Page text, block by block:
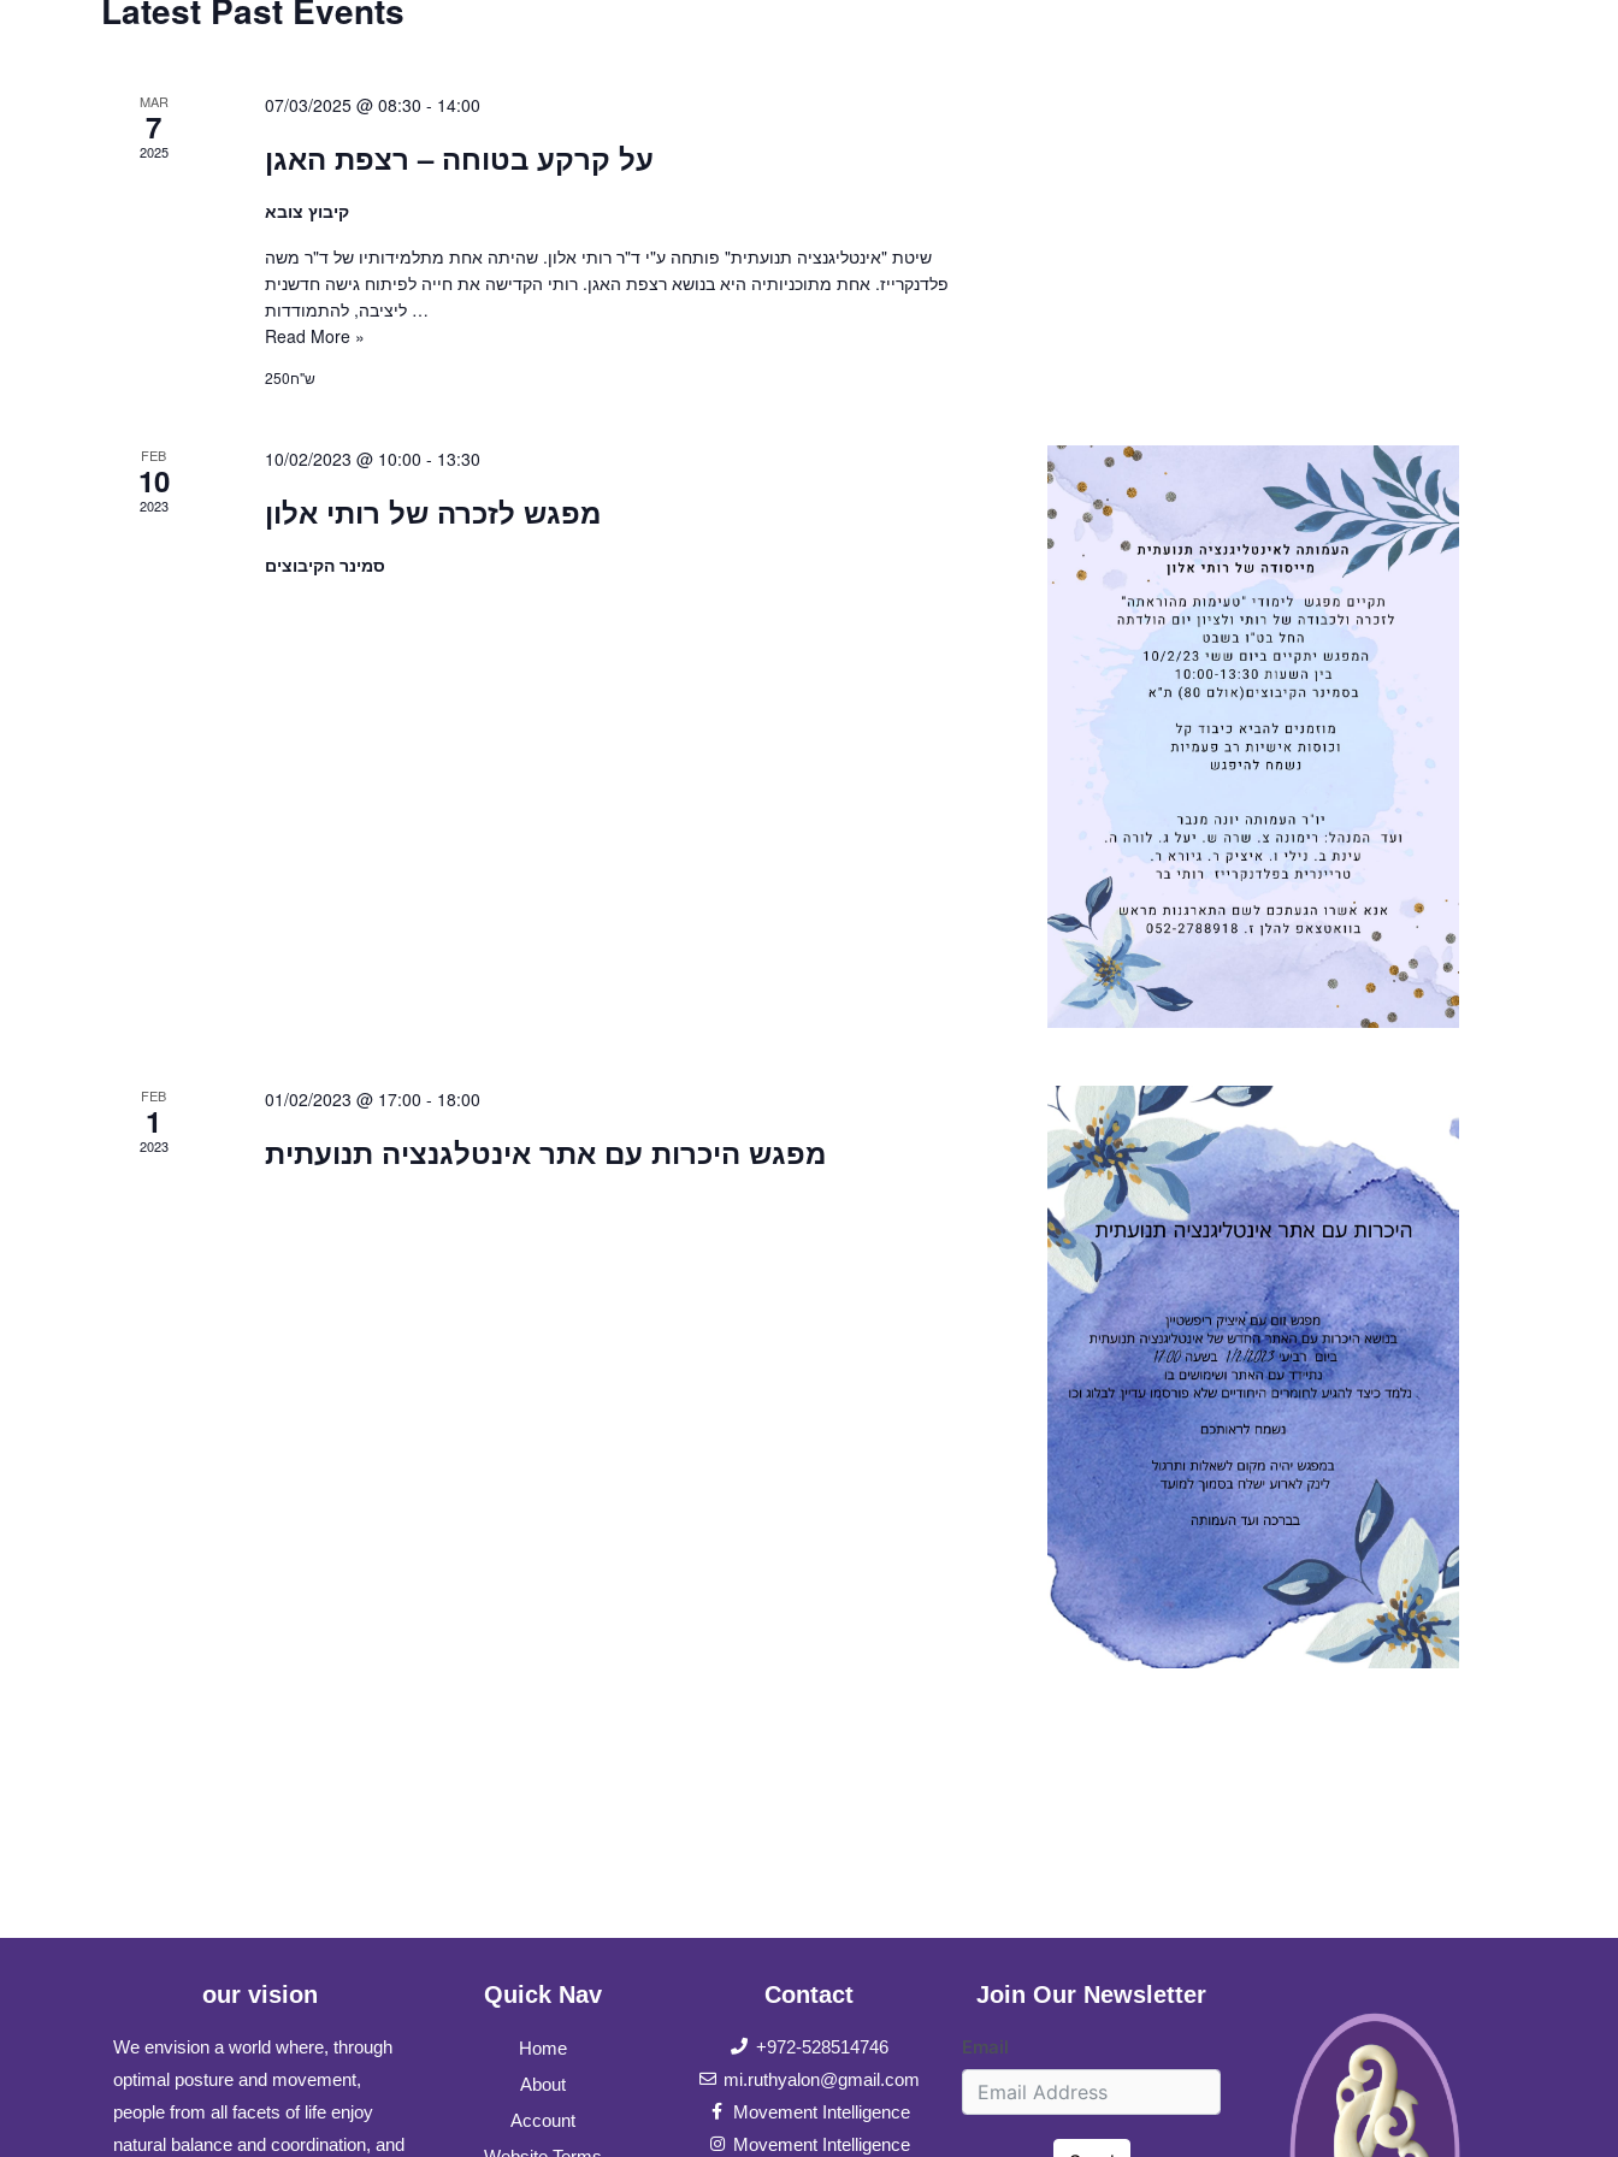
Latest Past Events
MAR
7
2025
07/03/2025 @ 08:30 - 14:00
על קרקע בטוחה – רצפת האגן
קיבוץ צובא
שיטת "אינטליגנציה תנועתית" פותחה ע"י ד"ר רותי אלון. שהיתה אחת מתלמידותיו של ד"ר משה
פלדנקרייז. אחת מתוכניותיה היא בנושא רצפת האגן. רותי הקדישה את חייה לפיתוח גישה חדשנית
ליציבה, להתמודדות …
Read More »
250ש"ח
FEB
10
2023
10/02/2023 @ 10:00 - 13:30
מפגש לזכרה של רותי אלון
סמינר הקיבוצים
FEB
1
2023
01/02/2023 @ 17:00 - 18:00
מפגש היכרות עם אתר אינטלגנציה תנועתית
our vision
We envision a world where, through
optimal posture and movement,
people from all facets of life enjoy
natural balance and coordination, and
Quick Nav
Home
About
Account
Contact
+972-528514746
mi.ruthyalon@gmail.com
Movement Intelligence
Movement Intelligence
Join Our Newsletter
Email